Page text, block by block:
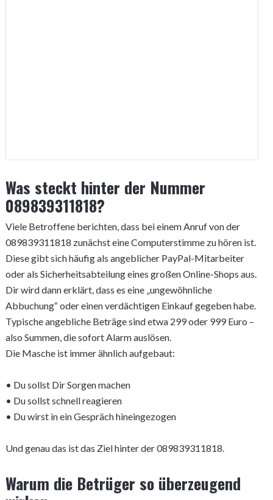
Was steckt hinter der Nummer
089839311818?
Viele Betroffene berichten, dass bei einem Anruf von der
089839311818 zunächst eine Computerstimme zu hören ist.
Diese gibt sich häufig als angeblicher PayPal-Mitarbeiter
oder als Sicherheitsabteilung eines großen Online-Shops aus.
Dir wird dann erklärt, dass es eine „ungewöhnliche
Abbuchung“ oder einen verdächtigen Einkauf gegeben habe.
Typische angebliche Beträge sind etwa 299 oder 999 Euro –
also Summen, die sofort Alarm auslösen.
Die Masche ist immer ähnlich aufgebaut:
• Du sollst Dir Sorgen machen
• Du sollst schnell reagieren
• Du wirst in ein Gespräch hineingezogen
Und genau das ist das Ziel hinter der 089839311818.
Warum die Betrüger so überzeugend